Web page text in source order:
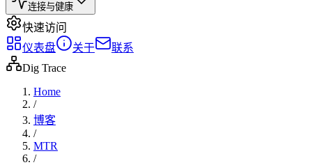
连接与健康
快速访问
仪表盘
关于
联系
Dig Trace
Home
/
博客
/
MTR
/